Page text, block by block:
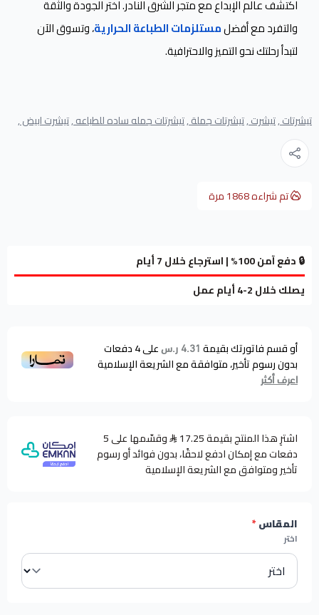
اكتشف عالم الإبداع مع متجر الشرق النادر. اختر الجودة والثقة
والتفرد مع أفضلمستلزمات الطباعة الحرارية، وتسوق الآن
لتبدأ رحلتك نحو التميز والاحترافية.
تيشرتات ,تيشرت ,تيشرتات جملة ,تيشرتات جمله ساده للطباعه ,تيشرت ابيض ,
تم شراءه1868مرة
🔒 دفع آمن 100% | استرجاع خلال 7 أيام
يصلك خلال 2-4 أيام عمل
أو قسم فاتورتك بقيمة 4.31 ر.س على4دفعات
بدون رسوم تأخير، متوافقة مع الشريعة الإسلامية
اعرف أكثر
اشترِ هذا المنتج بقيمة 17.25
وقسّمها على 5
دفعات مع إمكان ادفع لاحقًا، بدون فوائد أو رسوم
تأخير ومتوافق مع الشريعة الإسلامية
المقاس*
اختر